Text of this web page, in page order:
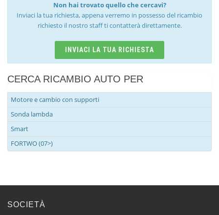
Non hai trovato quello che cercavi?
Inviaci la tua richiesta, appena verremo in possesso del ricambio
richiesto il nostro staff ti contatterà direttamente.
INVIACI LA TUA RICHIESTA
CERCA RICAMBIO AUTO PER
Motore e cambio con supporti
Sonda lambda
Smart
FORTWO (07>)
SOCIETÀ